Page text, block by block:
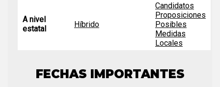
A nivel
estatal
Híbrido
Candidatos
Proposiciones
Posibles
Medidas
Locales
FECHAS IMPORTANTES